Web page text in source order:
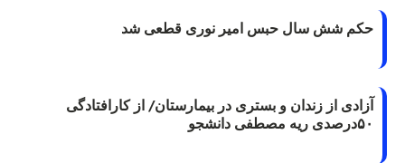
حکم شش سال حبس امیر نوری قطعی شد
آزادی از زندان و بستری در بیمارستان/ از کارافتادگی
۵۰درصدی ریه مصطفی دانشجو